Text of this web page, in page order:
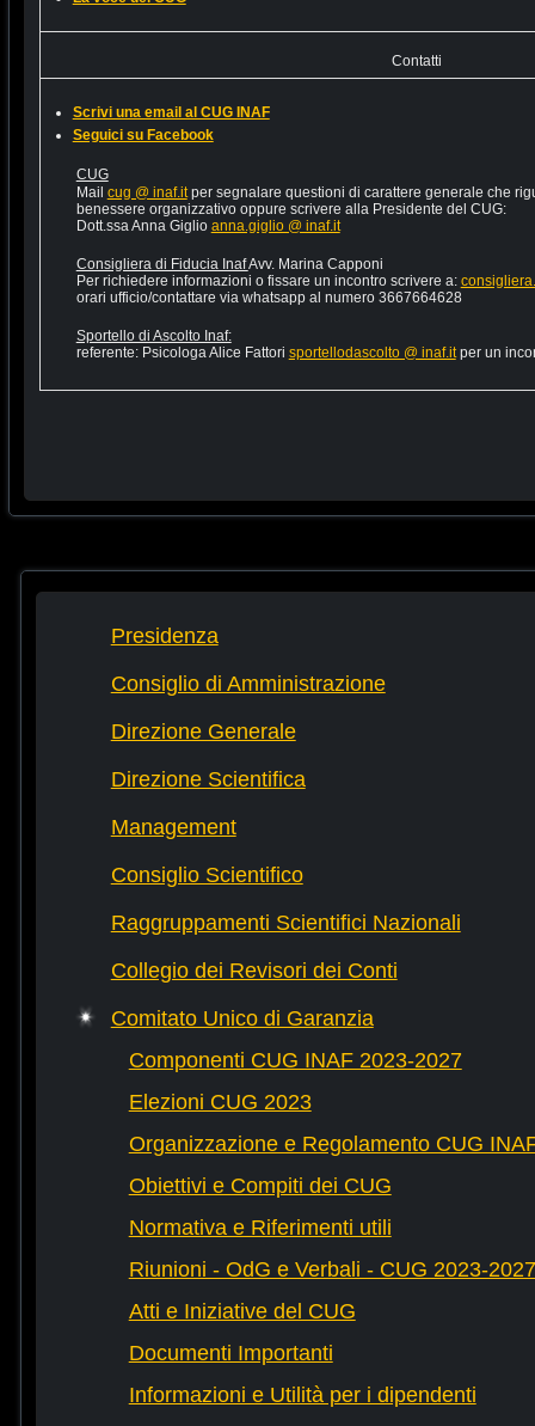
Contatti
Scrivi una email al CUG INAF
Seguici su Facebook
CUG
Mail cug @ inaf.itper segnalare questioni di carattere generale che
benessere organizzativo oppure scrivere alla Presidente del CUG:
Dott.ssa Anna Giglio anna.giglio @ inaf.it
Consigliera di Fiducia InafAvv. Marina Capponi
Per richiedere informazioni o fissare un incontro scrivere a:
orari ufficio/contattare via whatsapp al numero 3667664628
Sportello di Ascolto Inaf:
referente: Psicologa Alice Fattori sportellodascolto @ inaf.itper un
Presidenza
Consiglio di Amministrazione
Direzione Generale
Direzione Scientifica
Management
Consiglio Scientifico
Raggruppamenti Scientifici Nazionali
Collegio dei Revisori dei Conti
Comitato Unico di Garanzia
Componenti CUG INAF 2023-2027
Elezioni CUG 2023
Organizzazione e Regolamento CUG
Obiettivi e Compiti dei CUG
Normativa e Riferimenti utili
Riunioni - OdG e Verbali - CUG 2023-2027
Atti e Iniziative del CUG
Documenti Importanti
Informazioni e Utilità per i dipendenti